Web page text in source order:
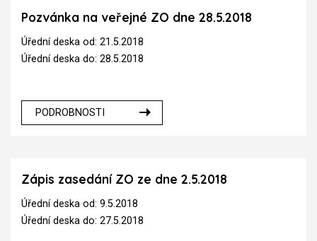
Pozvánka na veřejné ZO dne 28.5.2018
Úřední deska od: 21.5.2018
Úřední deska do: 28.5.2018
PODROBNOSTI
Zápis zasedání ZO ze dne 2.5.2018
Úřední deska od: 9.5.2018
Úřední deska do: 27.5.2018